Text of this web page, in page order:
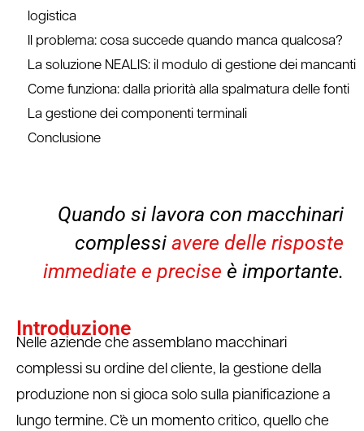
logistica
Il problema: cosa succede quando manca qualcosa?
La soluzione NEALIS: il modulo di gestione dei mancanti
Come funziona: dalla priorità alla spalmatura delle fonti
La gestione dei componenti terminali
Conclusione
Quando si lavora con macchinari
complessi avere delle risposte
immediate e precise è importante.
Introduzione
Nelle aziende che assemblano macchinari
complessi su ordine del cliente, la gestione della
produzione non si gioca solo sulla pianificazione a
lungo termine. C’è un momento critico, quello che